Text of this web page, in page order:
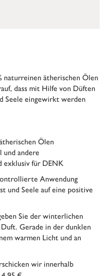
naturreinen ätherischen Ölen
dass mit Hilfe von Düften
Seele eingewirkt werden
Ölen
andere
exklusiv für DENK
Anwendung
und Seele auf eine positive
Sie der winterlichen
Gerade in der dunklen
warmen Licht und an
wir innerhalb